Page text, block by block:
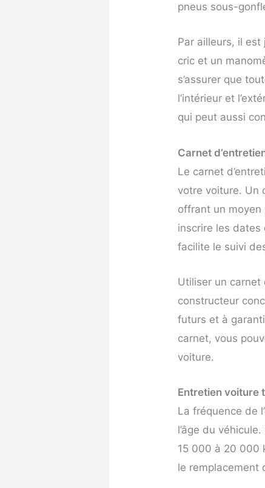
pneus sous-
Par ailleurs, il
cric et un
s’assurer que
l’intérieur et
qui peut aussi
Carnet
Le carnet
votre voiture. Un
offrant un moyen
inscrire les dates
facilite le suivi
Utiliser un carnet
constructeur
futurs et à
carnet, vous
voiture.
Entretien voiture
La fréquence de
l’âge du
15 000 à 20 000
le remplacement